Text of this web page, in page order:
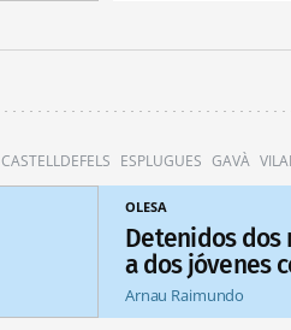
CASTELLDEFELS ESPLUGUES GAVÀ
OLESA
Detenidos dos
a dos jóvenes
Arnau Raimundo